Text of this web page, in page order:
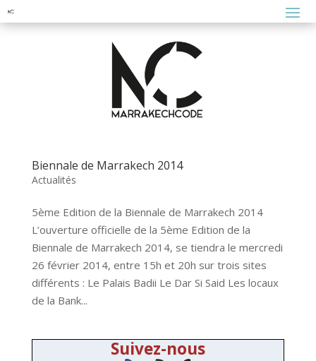
Biennale de Marrakech 2014
Actualités
5ème Edition de la Biennale de Marrakech 2014
L’ouverture officielle de la 5ème Edition de la
Biennale de Marrakech 2014, se tiendra le mercredi
26 février 2014, entre 15h et 20h sur trois sites
différents : Le Palais Badii Le Dar Si Said Les locaux
de la Bank...
Suivez-nous